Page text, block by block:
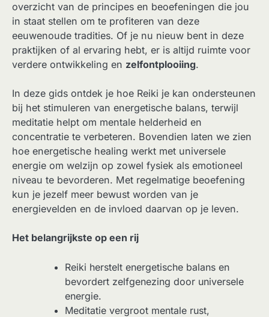
overzicht van de principes en beoefeningen die jou
in staat stellen om te profiteren van deze
eeuwenoude tradities. Of je nu nieuw bent in deze
praktijken of al ervaring hebt, er is altijd ruimte voor
verdere ontwikkeling en zelfontplooiing.
In deze gids ontdek je hoe Reiki je kan ondersteunen
bij het stimuleren van energetische balans, terwijl
meditatie helpt om mentale helderheid en
concentratie te verbeteren. Bovendien laten we zien
hoe energetische healing werkt met universele
energie om welzijn op zowel fysiek als emotioneel
niveau te bevorderen. Met regelmatige beoefening
kun je jezelf meer bewust worden van je
energievelden en de invloed daarvan op je leven.
Het belangrijkste op een rij
Reiki herstelt energetische balans en
bevordert zelfgenezing door universele
energie.
Meditatie vergroot mentale rust,